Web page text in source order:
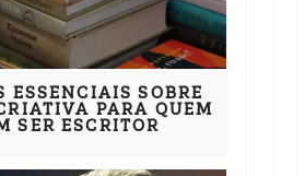
ESSENCIAIS SOBRE
PARA QUEM
SER ESCRITOR